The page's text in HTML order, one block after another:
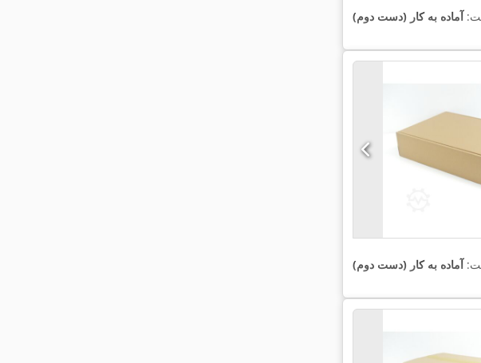
آماده به کار (دست دوم)
آماده به کار (دست دوم)